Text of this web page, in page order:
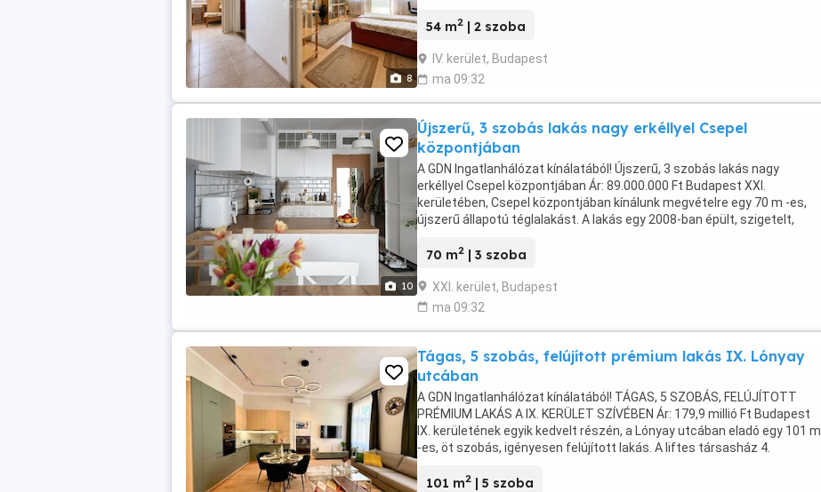
8
54 m2 | 2 szoba
IV. kerület, Budapest
ma 09:32
10
Újszerű, 3 szobás lakás nagy erkéllyel Csepel
központjában
A GDN Ingatlanhálózat kínálatából! Újszerű, 3 szobás lakás nagy
erkéllyel Csepel központjában Ár: 89.000.000 Ft Budapest XXI.
kerületében, Csepel központjában kínálunk megvételre egy 70 m -es,
újszerű állapotú téglalakást. A lakás egy 2008-ban épült, szigetelt,
70 m2 | 3 szoba
XXI. kerület, Budapest
ma 09:32
Tágas, 5 szobás, felújított prémium lakás IX. Lónyay
utcában
A GDN Ingatlanhálózat kínálatából! TÁGAS, 5 SZOBÁS, FELÚJÍTOTT
PRÉMIUM LAKÁS A IX. KERÜLET SZÍVÉBEN Ár: 179,9 millió Ft Budapest
IX. kerületének egyik kedvelt részén, a Lónyay utcában eladó egy 101 m
-es, öt szobás, igényesen felújított lakás. A liftes társasház 4.
101 m2 | 5 szoba